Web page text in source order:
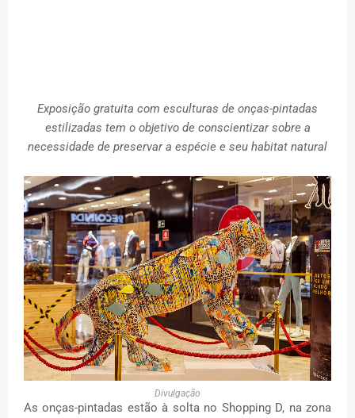
Exposição gratuita com esculturas de onças-pintadas
estilizadas tem o objetivo de conscientizar sobre a
necessidade de preservar a espécie e seu habitat natural
Divulgação
As onças-pintadas estão à solta no Shopping D, na zona